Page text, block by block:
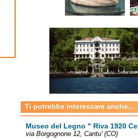
Ti potrebbe interessare anche...
Museo del Legno " Riva 1920
via Borgognone 12, Cantu' (CO)